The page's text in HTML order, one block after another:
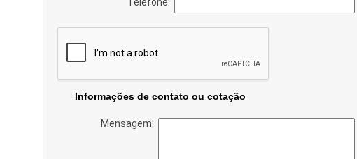
Informações de contato ou cotação
Mensagem: